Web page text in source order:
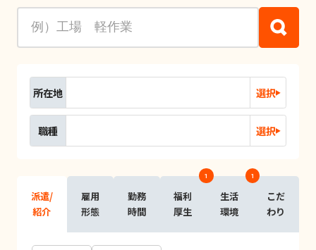
所在地 選択
職種 選択
派遣/
紹介
雇用
形態
勤務
時間
福利
厚生
1
生活
環境
1
こだ
わり